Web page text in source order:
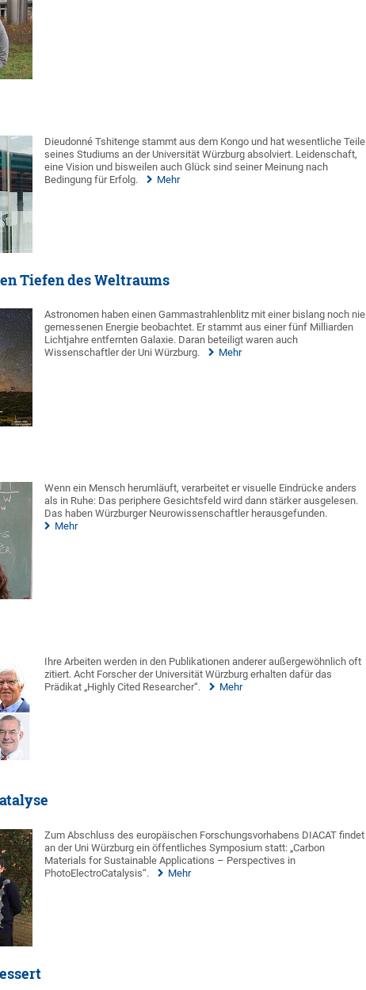
Dieudonné Tshitenge stammt aus dem Kongo und hat wesentliche Teile
seines Studiums an der Universität Würzburg absolviert. Leidenschaft,
eine Vision und bisweilen auch Glück sind seiner Meinung nach
Bedingung für Erfolg.
Mehr
Tiefen des Weltraums
Astronomen haben einen Gammastrahlenblitz mit einer bislang noch nie
gemessenen Energie beobachtet. Er stammt aus einer fünf Milliarden
Lichtjahre entfernten Galaxie. Daran beteiligt waren auch
Wissenschaftler der Uni Würzburg.
Mehr
Wenn ein Mensch herumläuft, verarbeitet er visuelle Eindrücke anders
als in Ruhe: Das periphere Gesichtsfeld wird dann stärker ausgelesen.
Das haben Würzburger Neurowissenschaftler herausgefunden.
Mehr
Ihre Arbeiten werden in den Publikationen anderer außergewöhnlich oft
zitiert. Acht Forscher der Universität Würzburg erhalten dafür das
Prädikat „Highly Cited Researcher“.
Mehr
Zum Abschluss des europäischen Forschungsvorhabens DIACAT findet
an der Uni Würzburg ein öffentliches Symposium statt: „Carbon
Materials for Sustainable Applications – Perspectives in
PhotoElectroCatalysis“.
Mehr